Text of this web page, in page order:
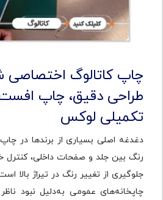
چاپ کاتالوگ
طراحی دقیق، چاپ
تکمیلی لوکس
دغدغه اصلی بسیاری از برندها در
رنگ بین جلد و صفحات داخلی، کنترل
جلوگیری از تغییر رنگ در تیراژ بالا
چاپخانه‌های عمومی به‌دلیل نبود